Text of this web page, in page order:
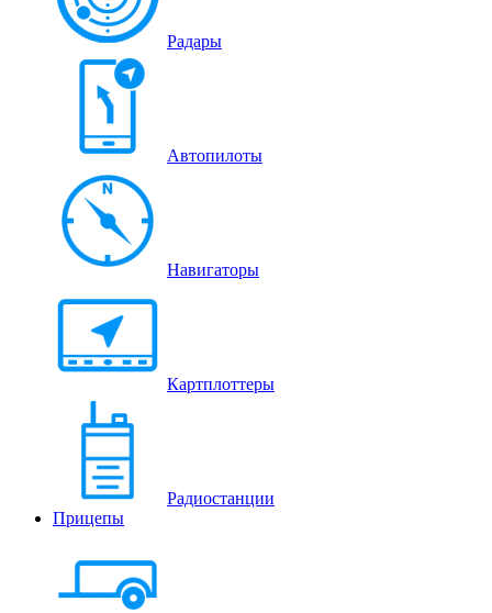
Радары
Автопилоты
Навигаторы
Картплоттеры
Радиостанции
Прицепы